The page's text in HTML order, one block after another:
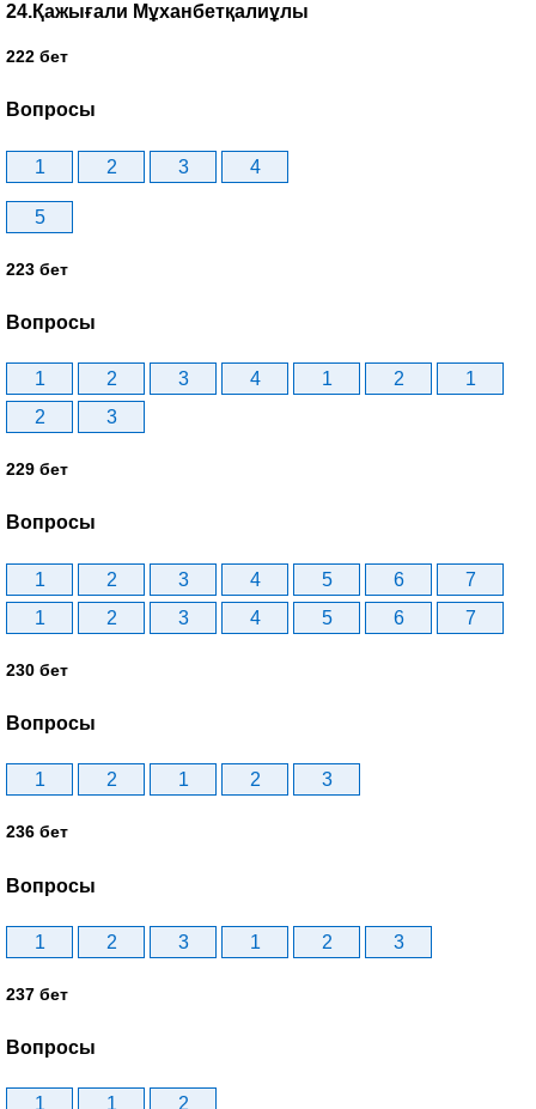
24.Қажығали Мұханбетқалиұлы
222 бет
Вопросы
1 2 3 4
5
223 бет
Вопросы
1 2 3 4 1 2
1
2
3
229 бет
Вопросы
1 2 3 4 5 6
7
1
2 3 4 5 6 7
230 бет
Вопросы
1 2 1 2 3
236 бет
Вопросы
1 2 3 1 2 3
237 бет
Вопросы
1 1 2